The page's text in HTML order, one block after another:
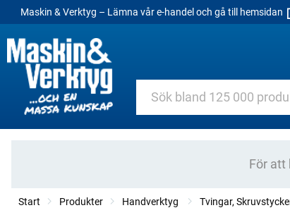
Maskin & Verktyg – Lämna vår e-handel och gå till hemsidan
För att
Start Produkter Handverktyg Tvingar,